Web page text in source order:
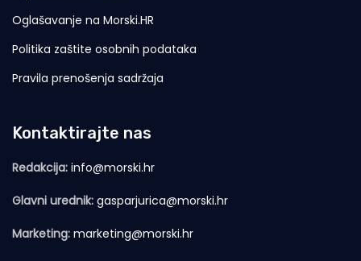
Oglašavanje na Morski.HR
Politika zaštite osobnih podataka
Pravila prenošenja sadržaja
Kontaktirajte nas
Redakcija: info@morski.hr
Glavni urednik: gasparjurica@morski.hr
Marketing: marketing@morski.hr